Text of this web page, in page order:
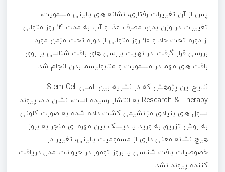
پس از آن تغییرات رفتاری، نشانه های بالینی مسمویت،
تغییرات در وزن بدن، مصرف غذا و آب به مدت ۱۴ روز متوالی
از دوره تحت حاد و ۹۰ روز متوالی از دوره تحت مزمن مورد
بررسی قرار گرفت. در نهایت بررسی های بافت شناسی بر روی
بافت های مهم در مسمویت و متابولیسم بدن انجام شد.
نتایج این پژوهش که در نشریه بین المللی Stem Cell
Research & Therapy به انتشار رسیده است، نشان داد، پیوند
سلول های بنیادی مزانشیمی کشت داده شده به صورت کلونی
به روش تزریق به ورید یا دیسک بین مهره ای منجر به بروز
هیچ نشانه معنی داری از مسمومیت بالینی، تغییر در
خصوصیات بافت شناسی یا بروز تومور در حیوانات مدل دریافت
کننده پیوند نشد.